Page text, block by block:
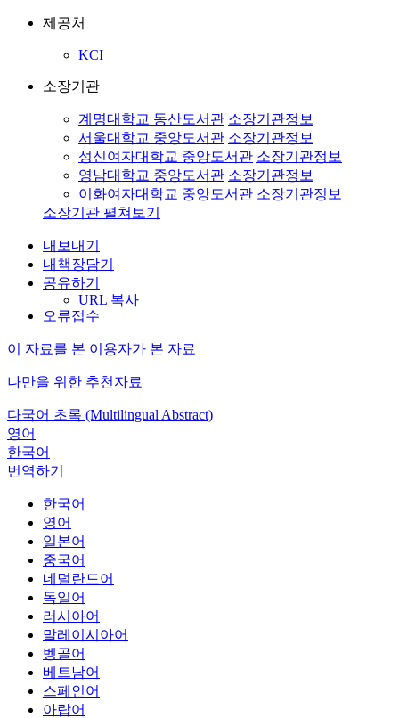
제공처
KCI
소장기관
계명대학교 동산도서관 소장기관정보
서울대학교 중앙도서관 소장기관정보
성신여자대학교 중앙도서관 소장기관정보
영남대학교 중앙도서관 소장기관정보
이화여자대학교 중앙도서관 소장기관정보
소장기관 펼쳐보기
내보내기
내책장담기
공유하기
URL 복사
오류접수
이 자료를 본 이용자가 본 자료
나만을 위한 추천자료
다국어 초록 (Multilingual Abstract)
영어
한국어
번역하기
한국어
영어
일본어
중국어
네덜란드어
독일어
러시아어
말레이시아어
벵골어
베트남어
스페인어
아랍어